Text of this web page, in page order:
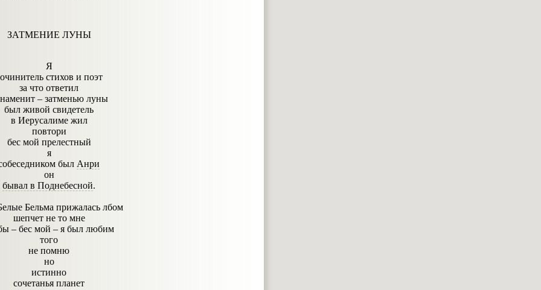
ЗАТМЕНИЕ ЛУНЫ
Я
стихов и поэт
за что ответил
– затменью луны
был живой свидетель
в Иерусалиме жил
повтори
бес мой прелестный
я
был Анри
он
бывал в Поднебесной.
Бельма прижалась лбом
шепчет не то мне
– бес мой – я был любим
того
не помню
но
истинно
сочетанья планет